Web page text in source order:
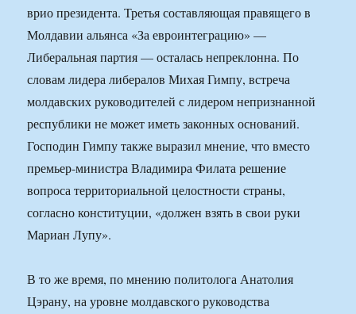
врио президента. Третья составляющая правящего в
Молдавии альянса «За евроинтеграцию» —
Либеральная партия — осталась непреклонна. По
словам лидера либералов Михая Гимпу, встреча
молдавских руководителей с лидером непризнанной
республики не может иметь законных оснований.
Господин Гимпу также выразил мнение, что вместо
премьер-министра Владимира Филата решение
вопроса территориальной целостности страны,
согласно конституции, «должен взять в свои руки
Мариан Лупу».
В то же время, по мнению политолога Анатолия
Цэрану, на уровне молдавского руководства